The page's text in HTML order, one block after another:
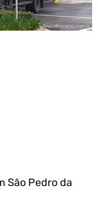
São Pedro da